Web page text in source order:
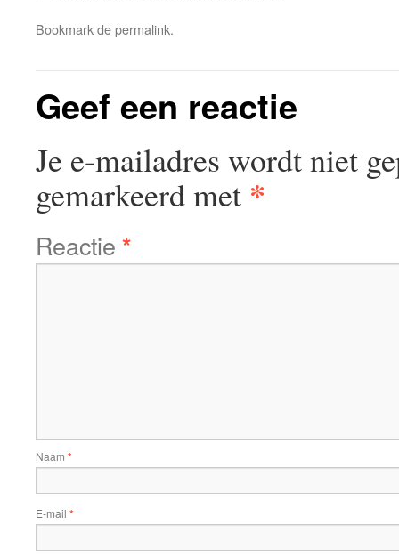
Bookmark depermalink.
Geef een reactie
Je e-mailadres wordt niet
gemarkeerd met *
Reactie *
Naam *
E-mail *